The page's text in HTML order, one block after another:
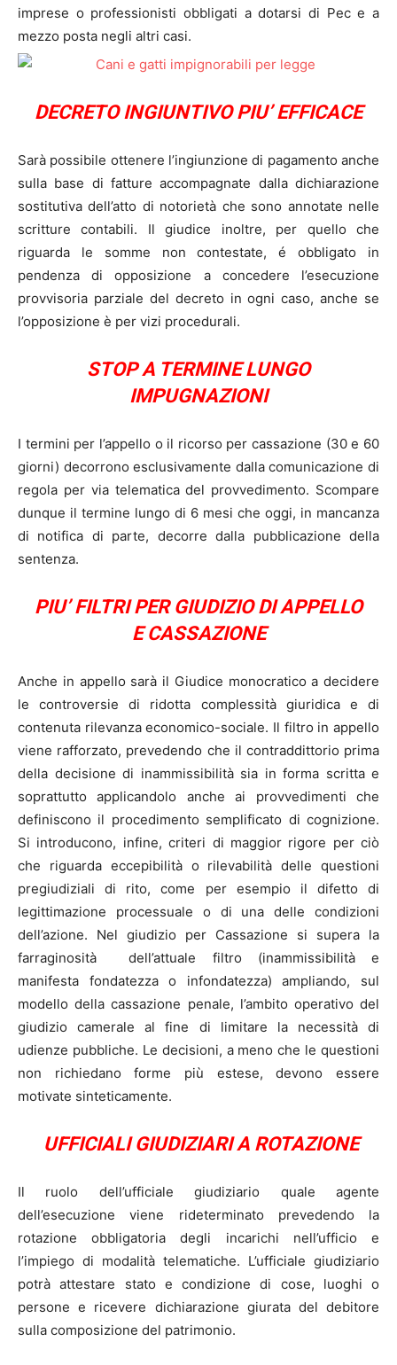
imprese o professionisti obbligati a dotarsi di Pec e a
mezzo posta negli altri casi.
DECRETO INGIUNTIVO PIU’ EFFICACE
Sarà possibile ottenere l’ingiunzione di pagamento anche
sulla base di fatture accompagnate dalla dichiarazione
sostitutiva dell’atto di notorietà che sono annotate nelle
scritture contabili. Il giudice inoltre, per quello che
riguarda le somme non contestate, é obbligato in
pendenza di opposizione a concedere l’esecuzione
provvisoria parziale del decreto in ogni caso, anche se
l’opposizione è per vizi procedurali.
STOP A TERMINE LUNGO
IMPUGNAZIONI
I termini per l’appello o il ricorso per cassazione (30 e 60
giorni) decorrono esclusivamente dalla comunicazione di
regola per via telematica del provvedimento. Scompare
dunque il termine lungo di 6 mesi che oggi, in mancanza
di notifica di parte, decorre dalla pubblicazione della
sentenza.
PIU’ FILTRI PER GIUDIZIO DI APPELLO
E CASSAZIONE
Anche in appello sarà il Giudice monocratico a decidere
le controversie di ridotta complessità giuridica e di
contenuta rilevanza economico-sociale. Il filtro in appello
viene rafforzato, prevedendo che il contraddittorio prima
della decisione di inammissibilità sia in forma scritta e
soprattutto applicandolo anche ai provvedimenti che
definiscono il procedimento semplificato di cognizione.
Si introducono, infine, criteri di maggior rigore per ciò
che riguarda eccepibilità o rilevabilità delle questioni
pregiudiziali di rito, come per esempio il difetto di
legittimazione processuale o di una delle condizioni
dell’azione. Nel giudizio per Cassazione si supera la
farraginosità dell’attuale filtro (inammissibilità e
manifesta fondatezza o infondatezza) ampliando, sul
modello della cassazione penale, l’ambito operativo del
giudizio camerale al fine di limitare la necessità di
udienze pubbliche. Le decisioni, a meno che le questioni
non richiedano forme più estese, devono essere
motivate sinteticamente.
UFFICIALI GIUDIZIARI A ROTAZIONE
Il ruolo dell’ufficiale giudiziario quale agente
dell’esecuzione viene rideterminato prevedendo la
rotazione obbligatoria degli incarichi nell’ufficio e
l’impiego di modalità telematiche. L’ufficiale giudiziario
potrà attestare stato e condizione di cose, luoghi o
persone e ricevere dichiarazione giurata del debitore
sulla composizione del patrimonio.